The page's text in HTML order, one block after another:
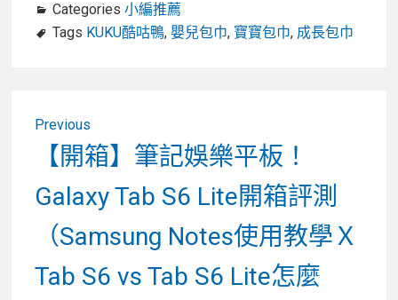
Categories 小編推薦
Tags KUKU酷咕鴨, 嬰兒包巾, 寶寶包巾, 成長包巾
Previous
Previous
post:
【開箱】筆記娛樂平板！
Galaxy Tab S6 Lite開箱評測
（Samsung Notes使用教學Ｘ
Tab S6 vs Tab S6 Lite怎麼